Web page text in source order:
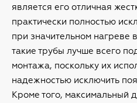
является его отличная
практически полностью
при значительном нагреве
такие трубы лучше всего
монтажа, поскольку их
надежностью исключить
Кроме того, максимальный